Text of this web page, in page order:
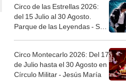
Circo de las Estrellas 2026:
del 15 Julio al 30 Agosto.
Parque de las Leyendas - San
Circo Montecarlo 2026: Del 17
de Julio hasta el 30 Agosto en
Círculo Militar - Jesús María